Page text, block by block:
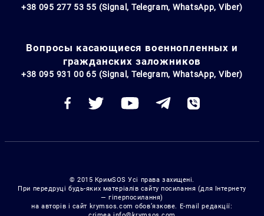
+38 095 277 53 55 (Signal, Telegram, WhatsApp, Viber)
Вопросы касающиеся военнопленных и
гражданских заложников
+38 095 931 00 65 (Signal, Telegram, WhatsApp, Viber)
© 2015 КримSOS Усі права захищені.
При передруці будь-яких матеріалів сайту посилання (для Інтернету
— гіперпосилання)
на авторів і сайт krymsos.com обов’язкове. E-mail редакції: